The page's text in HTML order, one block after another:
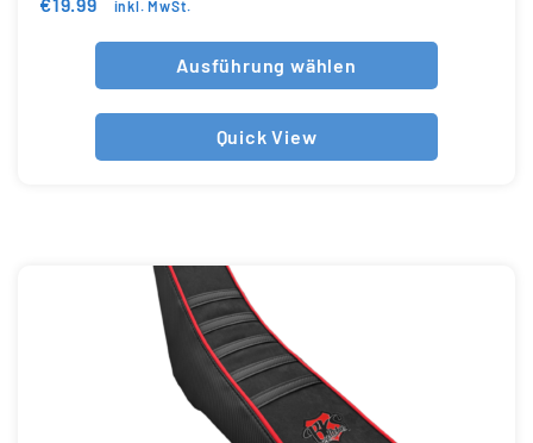
inkl. MwSt.
Ausführung wählen
Quick View